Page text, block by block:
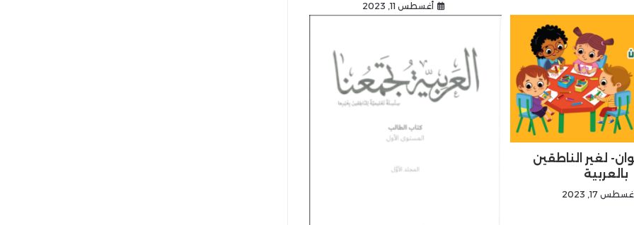
أغسطس 11, 2023
لغير الناطقين
بالعربية
17, 2023